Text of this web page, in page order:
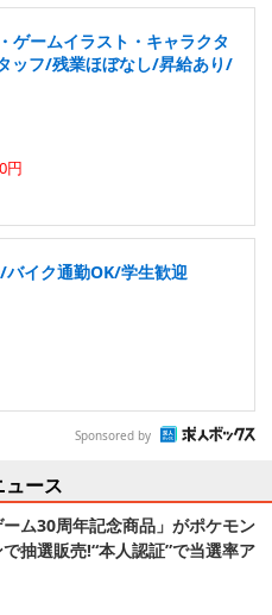
ゲームイラスト・キャラクタ
ッフ/残業ほぼなし/昇給あり/
円
バイク通勤OK/学生歓迎
Sponsored by
ュース
ーム30周年記念商品」がポケモン
抽選販売!“本人認証”で当選率ア